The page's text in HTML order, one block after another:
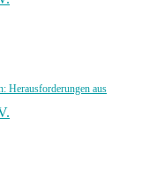
Herausforderungen aus